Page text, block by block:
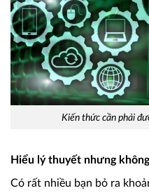
Kiến thức cần phải
Hiểu lý thuyết nhưng
Có rất nhiều bạn bỏ ra